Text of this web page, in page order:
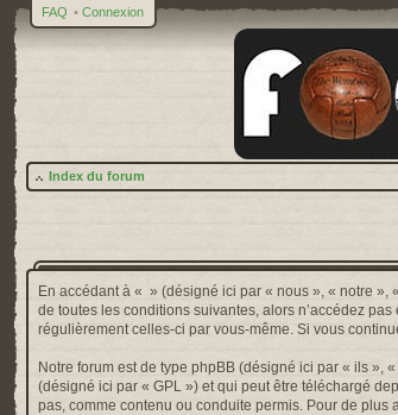
FAQ • Connexion
Index du forum
En accédant à « » (désigné ici par « nous », « notre »,
de toutes les conditions suivantes, alors n’accédez
régulièrement celles-ci par vous-même. Si vous
Notre forum est de type phpBB (désigné ici par « ils »,
(désigné ici par « GPL ») et qui peut être téléchargé
pas, comme contenu ou conduite permis. Pour de